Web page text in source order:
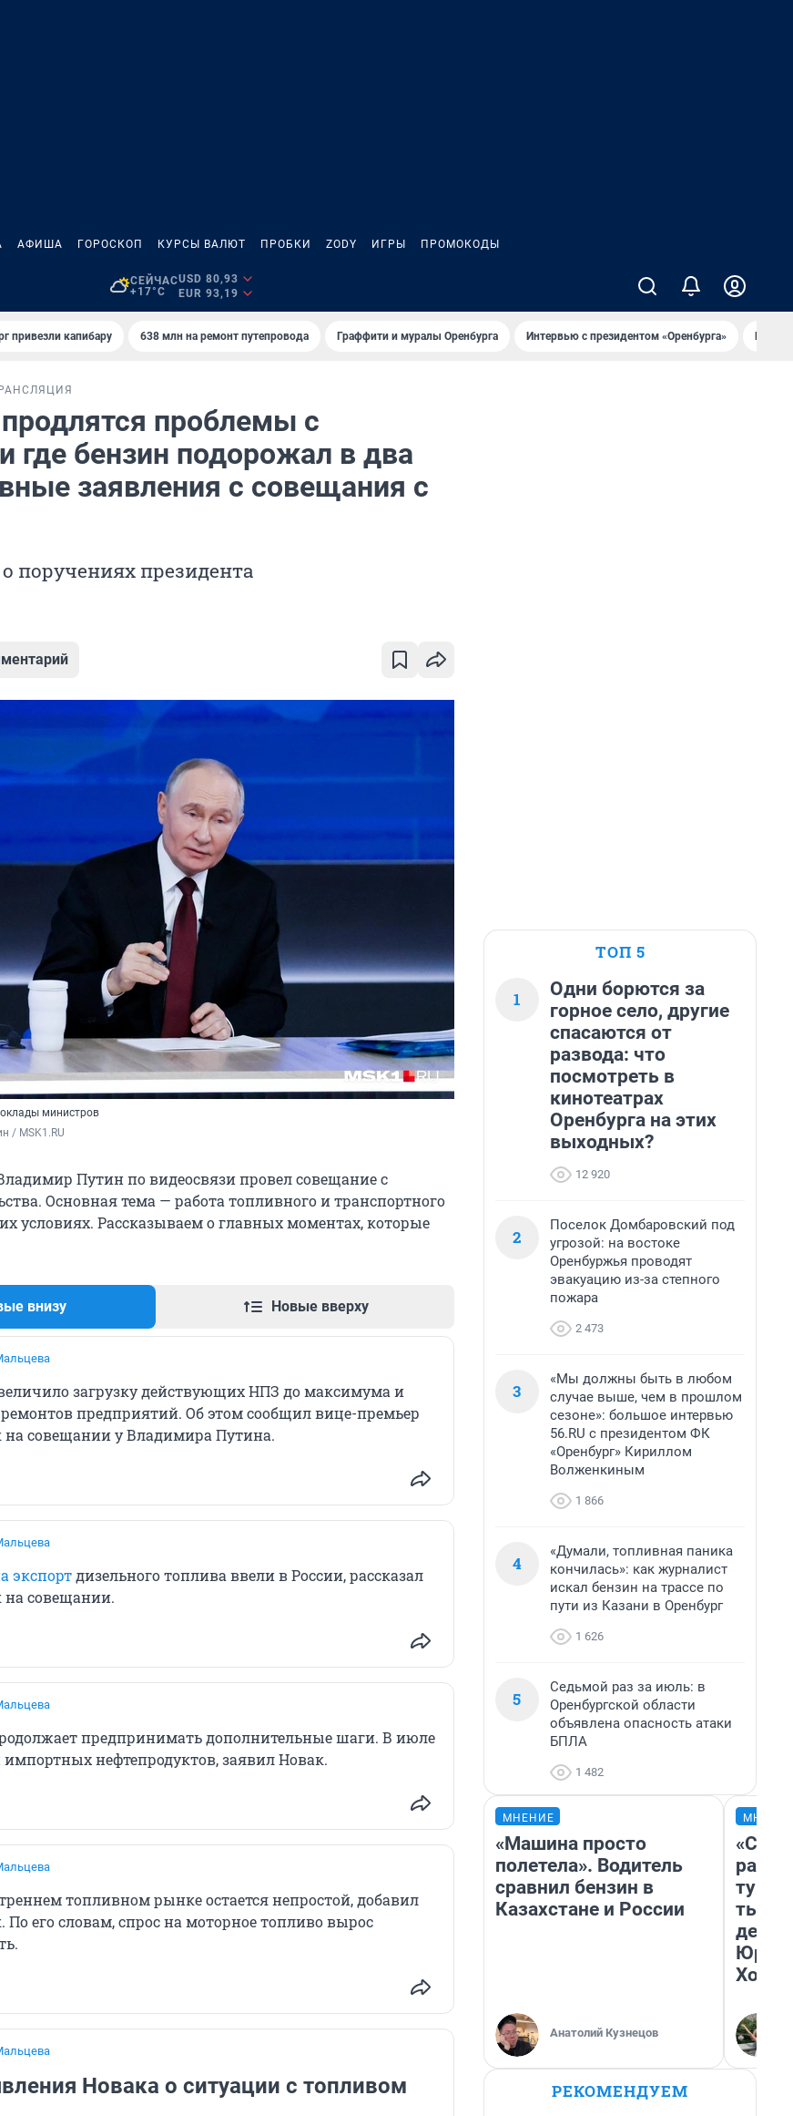
АФИША ГОРОСКОП КУРСЫ ВАЛЮТ ПРОБКИ ZODY ИГРЫ ПРОМОКОДЫ
СЕЙЧАС
+17°C
USD 80,93
EUR 93,19
привезли капибару 638 млн на ремонт путепровода Граффити и муралы Оренбурга Интервью с президентом «Оренбурга»
проблемы с
где бензин подорожал в два
заявления с совещания с
поручениях президента
министров
/ MSK1.RU
Путин по видеосвязи провел совещание с
Основная тема — работа топливного и транспортного
условиях. Рассказываем о главных моментах, которые
внизу Новые вверху
загрузку действующих НПЗ до максимума и
предприятий. Об этом сообщил вице-премьер
на совещании у Владимира Путина.
экспортдизельного топлива ввели в России, рассказал
на совещании.
предпринимать дополнительные шаги. В июле
нефтепродуктов, заявил Новак.
топливном рынке остается непростой, добавил
По его словам, спрос на моторное топливо вырос
Новака о ситуации с топливом
ТОП 5
1
Одни борются за
горное село, другие
спасаются от
развода: что
посмотреть в
кинотеатрах
Оренбурга на этих
выходных?
12 920
2
Поселок Домбаровский под
угрозой: на востоке
Оренбуржья проводят
эвакуацию из-за степного
пожара
2 473
3
«Мы должны быть в любом
случае выше, чем в прошлом
сезоне»: большое интервью
56.RU с президентом ФК
«Оренбург» Кириллом
Волженкиным
1 866
4
«Думали, топливная паника
кончилась»: как журналист
искал бензин на трассе по
пути из Казани в Оренбург
1 626
5
Седьмой раз за июль: в
Оренбургской области
объявлена опасность атаки
БПЛА
1 482
МНЕНИЕ
«Машина просто
полетела». Водитель
сравнил бензин в
Казахстане и России
Анатолий Кузнецов
день
РЕКОМЕНДУЕМ